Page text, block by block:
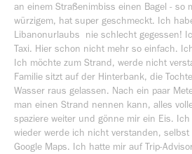
an einem Straßenimbiss einen Bagel - so
würzigem, hat super geschmeckt. Ich
Libanonurlaubs nie schlecht gegessen!
Taxi. Hier schon nicht mehr so einfach.
Ich möchte zum Strand, werde nicht
Familie sitzt auf der Hinterbank, die
Wasser raus gelassen. Nach ein paar
man einen Strand nennen kann, alles
spaziere weiter und gönne mir ein Eis.
wieder werde ich nicht verstanden,
Google Maps. Ich hatte mir auf Trip-